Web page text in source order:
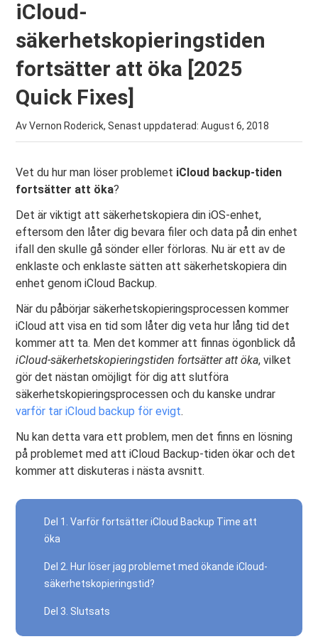
iCloud-
säkerhetskopieringstiden
fortsätter att öka [2025
Quick Fixes]
Av Vernon Roderick, Senast uppdaterad:August 6, 2018
Vet du hur man löser problemet iCloud backup-tiden
fortsätter att öka?
Det är viktigt att säkerhetskopiera din iOS-enhet,
eftersom den låter dig bevara filer och data på din enhet
ifall den skulle gå sönder eller förloras. Nu är ett av de
enklaste och enklaste sätten att säkerhetskopiera din
enhet genom iCloud Backup.
När du påbörjar säkerhetskopieringsprocessen kommer
iCloud att visa en tid som låter dig veta hur lång tid det
kommer att ta. Men det kommer att finnas ögonblick då
iCloud-säkerhetskopieringstiden fortsätter att öka, vilket
gör det nästan omöjligt för dig att slutföra
säkerhetskopieringsprocessen och du kanske undrar
varför tar iCloud backup för evigt.
Nu kan detta vara ett problem, men det finns en lösning
på problemet med att iCloud Backup-tiden ökar och det
kommer att diskuteras i nästa avsnitt.
Del 1. Varför fortsätter iCloud Backup Time att
öka
Del 2. Hur löser jag problemet med ökande iCloud-
säkerhetskopieringstid?
Del 3. Slutsats